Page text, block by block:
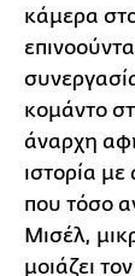
κάμερα
κομάντο
άναρχη
ιστορία
που τόσο
Μισέλ,
μοιάζει